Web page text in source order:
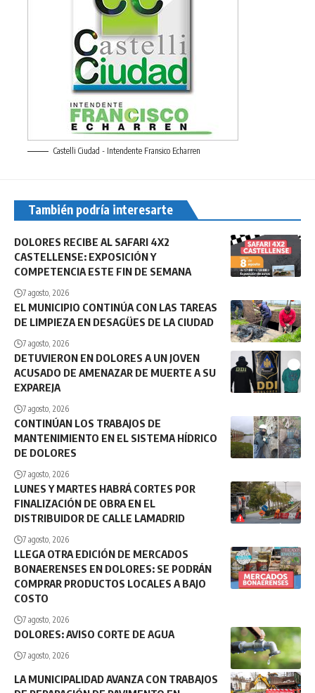
Castelli Ciudad - Intendente Fransico Echarren
También podría interesarte
DOLORES RECIBE AL SAFARI 4X2
CASTELLENSE: EXPOSICIÓN Y
COMPETENCIA ESTE FIN DE SEMANA
7 agosto, 2026
EL MUNICIPIO CONTINÚA CON LAS TAREAS
DE LIMPIEZA EN DESAGÜES DE LA CIUDAD
7 agosto, 2026
DETUVIERON EN DOLORES A UN JOVEN
ACUSADO DE AMENAZAR DE MUERTE A SU
EXPAREJA
7 agosto, 2026
CONTINÚAN LOS TRABAJOS DE
MANTENIMIENTO EN EL SISTEMA HÍDRICO
DE DOLORES
7 agosto, 2026
LUNES Y MARTES HABRÁ CORTES POR
FINALIZACIÓN DE OBRA EN EL
DISTRIBUIDOR DE CALLE LAMADRID
7 agosto, 2026
LLEGA OTRA EDICIÓN DE MERCADOS
BONAERENSES EN DOLORES: SE PODRÁN
COMPRAR PRODUCTOS LOCALES A BAJO
COSTO
7 agosto, 2026
DOLORES: AVISO CORTE DE AGUA
7 agosto, 2026
LA MUNICIPALIDAD AVANZA CON TRABAJOS